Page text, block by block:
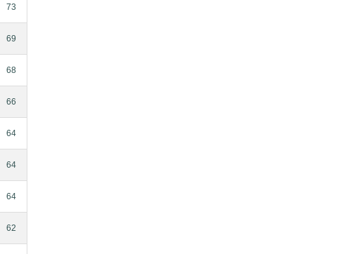
73
69
68
66
64
64
64
62